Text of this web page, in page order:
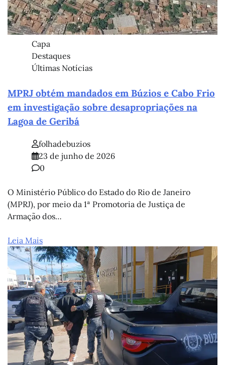
Capa
Destaques
Últimas Notícias
MPRJ obtém mandados em Búzios e Cabo Frio
em investigação sobre desapropriações na
Lagoa de Geribá
folhadebuzios
23 de junho de 2026
0
O Ministério Público do Estado do Rio de Janeiro
(MPRJ), por meio da 1ª Promotoria de Justiça de
Armação dos…
Leia Mais